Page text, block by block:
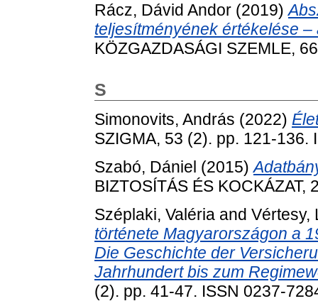
Rácz, Dávid Andor (2019)
teljesítményének értékelése
KÖZGAZDASÁGI SZEMLE,
S
Simonovits, András (2022)
SZIGMA, 53 (2). pp. 121-136.
Szabó, Dániel (2015)
BIZTOSÍTÁS ÉS
Széplaki, Valéria and Vértesy,
története Magyarországon a
Die Geschichte der
Jahrhundert bis zum
(2). pp. 41-47. ISSN 0237-